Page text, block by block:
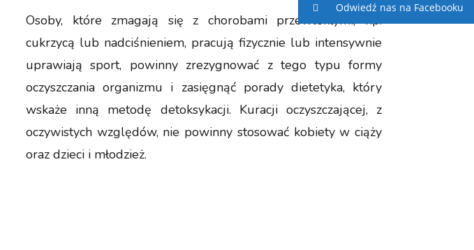
Osoby, które zmagają się z chorobami przewlekłymi, np.
cukrzycą lub nadciśnieniem, pracują fizycznie lub intensywnie
uprawiają sport, powinny zrezygnować z tego typu formy
oczyszczania organizmu i zasięgnąć porady dietetyka, który
wskaże inną metodę detoksykacji. Kuracji oczyszczającej, z
oczywistych względów, nie powinny stosować kobiety w ciąży
oraz dzieci i młodzież.
Odwiedź nas na Facebooku